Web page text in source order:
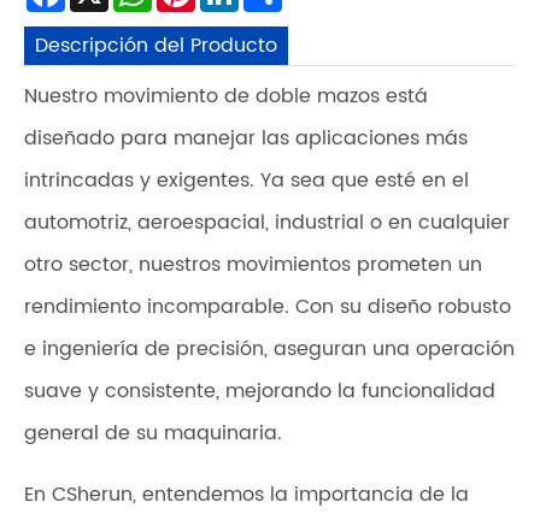
Descripción del Producto
Nuestro movimiento de doble mazos está
diseñado para manejar las aplicaciones más
intrincadas y exigentes. Ya sea que esté en el
automotriz, aeroespacial, industrial o en cualquier
otro sector, nuestros movimientos prometen un
rendimiento incomparable. Con su diseño robusto
e ingeniería de precisión, aseguran una operación
suave y consistente, mejorando la funcionalidad
general de su maquinaria.
En CSherun, entendemos la importancia de la